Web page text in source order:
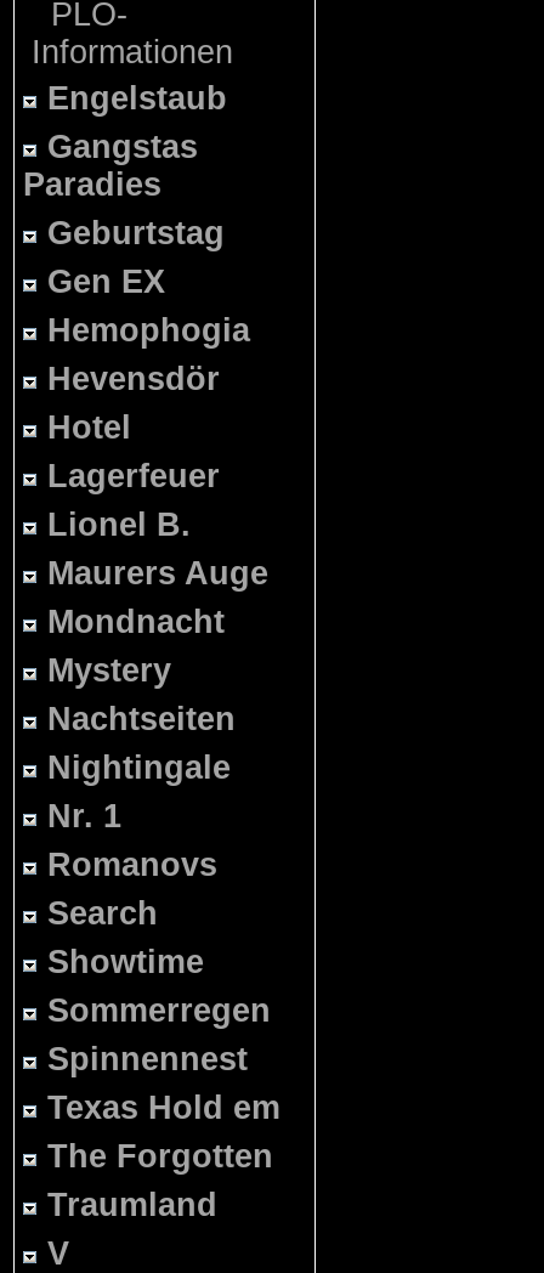
PLO-
Informationen
Engelstaub
Gangstas
Paradies
Geburtstag
Gen EX
Hemophogia
Hevensdör
Hotel
Lagerfeuer
Lionel B.
Maurers Auge
Mondnacht
Mystery
Nachtseiten
Nightingale
Nr. 1
Romanovs
Search
Showtime
Sommerregen
Spinnennest
Texas Hold em
The Forgotten
Traumland
V